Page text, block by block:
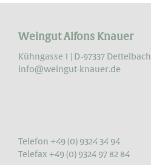
Weingut Alfons Knauer
Kühngasse 1 | D-97337 Dettelbach
info@weingut-knauer.de
Telefon +49 (0) 9324 34 94
Telefax +49 (0) 9324 97 82 84